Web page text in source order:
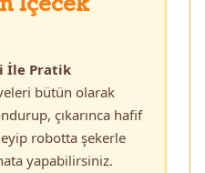
İle Pratik
bütün olarak
çıkarınca hafif
robotta şekerle
yapabilirsiniz.